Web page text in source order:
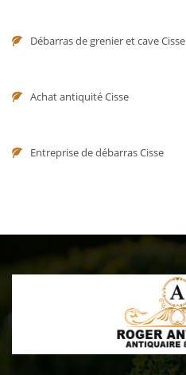
Débarras de grenier et cave Cisse
Achat antiquité Cisse
Entreprise de débarras Cisse